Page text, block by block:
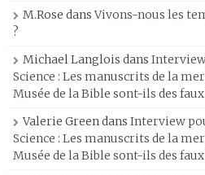
M.Rose dansVivons-nous les
?
Michael Langlois dans
Science : Les manuscrits de la
Musée de la Bible sont-ils des faux
Valerie Greendans Interview
Science : Les manuscrits de la
Musée de la Bible sont-ils des faux